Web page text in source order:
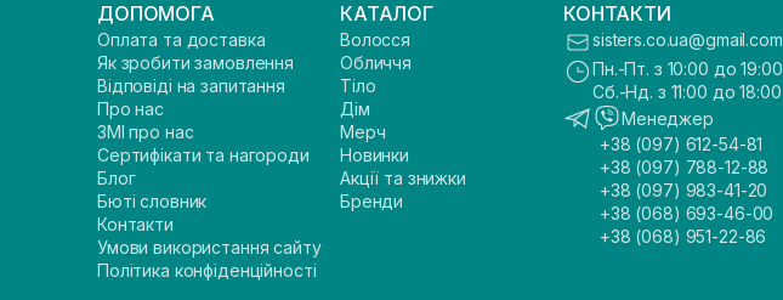
ДОПОМОГА
Оплата та доставка
Як зробити замовлення
Відповіді на запитання
Про нас
ЗМІ про нас
Сертифікати та нагороди
Блог
Бюті словник
Контакти
Умови використання сайту
Політика конфіденційності
КАТАЛОГ
Волосся
Обличчя
Тіло
Дім
Мерч
Новинки
Акції та знижки
Бренди
КОНТАКТИ
sisters.co.ua@gmail.com
Пн.-Пт. з 10:00 до 19:00
Сб.-Нд. з 11:00 до 18:00
Менеджер
+38 (097) 612-54-81
+38 (097) 788-12-88
+38 (097) 983-41-20
+38 (068) 693-46-00
+38 (068) 951-22-86